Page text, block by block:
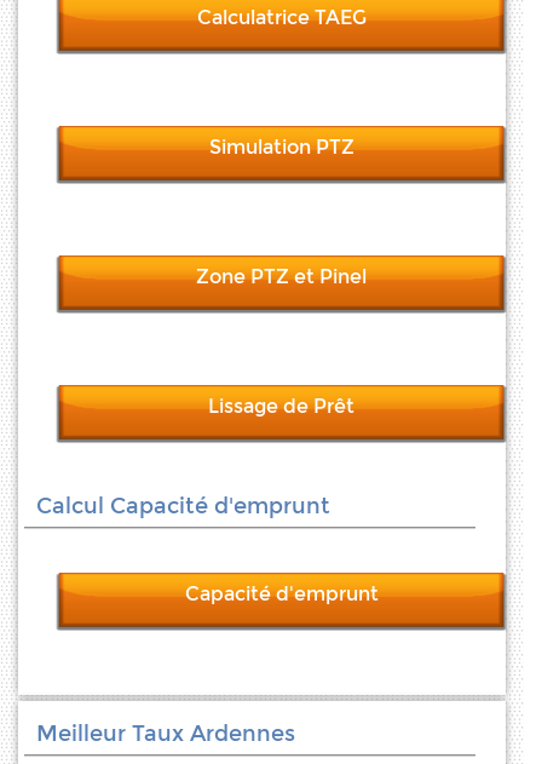
Calculatrice TAEG
Simulation PTZ
Zone PTZ et Pinel
Lissage de Prêt
Calcul Capacité d'emprunt
Capacité d'emprunt
Meilleur Taux Ardennes